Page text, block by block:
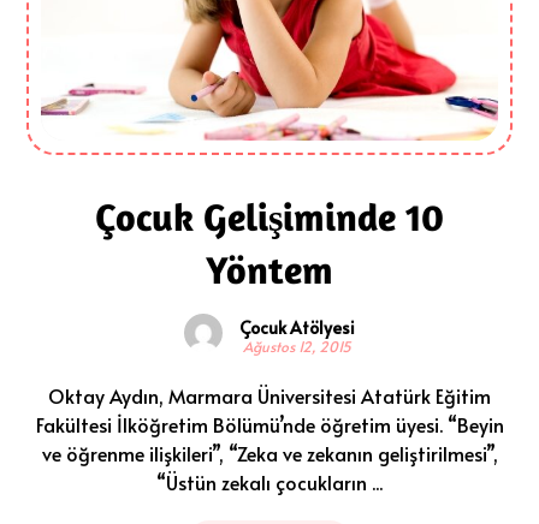
Çocuk Gelişiminde 10
Yöntem
Çocuk Atölyesi
Ağustos 12, 2015
Oktay Aydın, Marmara Üniversitesi Atatürk Eğitim
Fakültesi İlköğretim Bölümü’nde öğretim üyesi. “Beyin
ve öğrenme ilişkileri”, “Zeka ve zekanın geliştirilmesi”,
“Üstün zekalı çocukların ...